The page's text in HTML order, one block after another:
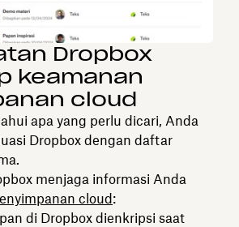
Dropbox
keamanan
cloud
apa yang perlu dicari, Anda
Dropbox dengan daftar
menjaga informasi Anda
cloud:
di Dropbox dienkripsi saat